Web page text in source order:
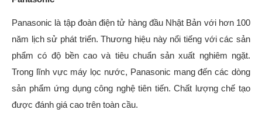
Panasonic là tập đoàn điện tử hàng đầu Nhật Bản với hơn 100
năm lịch sử phát triển. Thương hiệu này nổi tiếng với các sản
phẩm có độ bền cao và tiêu chuẩn sản xuất nghiêm ngặt.
Trong lĩnh vực máy lọc nước, Panasonic mang đến các dòng
sản phẩm ứng dụng công nghệ tiên tiến. Chất lượng chế tạo
được đánh giá cao trên toàn cầu.